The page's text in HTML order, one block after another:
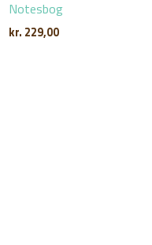
Notesbog
kr. 229,00